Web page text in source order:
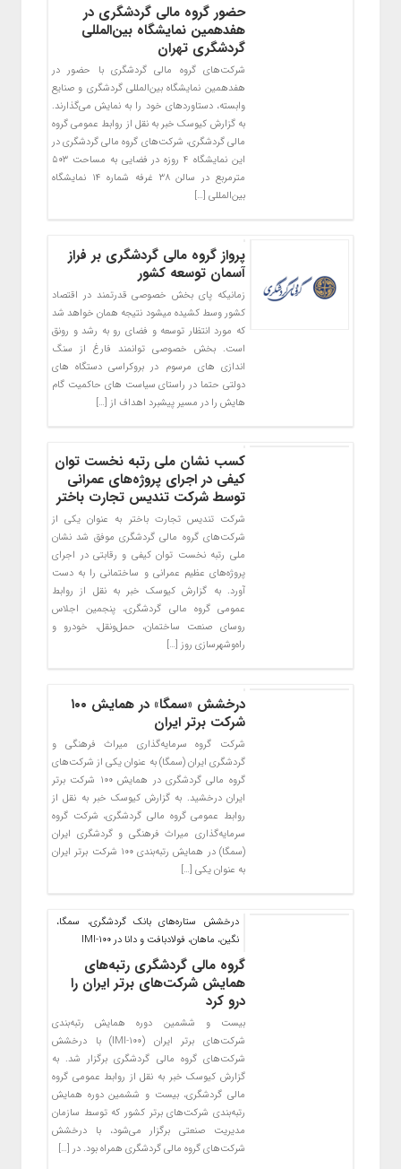
حضور گروه مالی گردشگری در
هفدهمین نمایشگاه بین‌المللی
گردشگری تهران
شرکت‌های گروه مالی گردشگری با حضور در
هفدهمین نمایشگاه بین‌المللی گردشگری و صنایع
وابسته، دستاوردهای خود را به نمایش می‌گذارند.
به گزارش کیوسک خبر به نقل از روابط عمومی گروه
مالی گردشگری، شرکت‌های گروه مالی گردشگری در
این نمایشگاه ۴ روزه در فضایی به مساحت ۵۰۳
مترمربع در سالن ۳۸ غرفه شماره ۱۴ نمایشگاه
بین‌المللی […]
پرواز گروه مالی گردشگری بر فراز
آسمان توسعه کشور
زمانیکه پای بخش خصوصی قدرتمند در اقتصاد
کشور وسط کشیده میشود نتیجه همان خواهد شد
که مورد انتظار توسعه و فضای رو به رشد و رونق
است. بخش خصوصی توانمند فارغ از سنگ
اندازی های مرسوم در بروکراسی دستگاه های
دولتی حتما در راستای سیاست های حاکمیت گام
هایش را در مسیر پیشبرد اهداف از […]
کسب نشان ملی رتبه نخست توان
کیفی در اجرای پروژه‌های عمرانی
توسط شرکت تندیس تجارت باختر
شرکت تندیس تجارت باختر به عنوان یکی از
شرکت‌های گروه مالی گردشگری موفق شد نشان
ملی رتبه نخست توان کیفی و رقابتی در اجرای
پروژه‌های عظیم عمرانی و ساختمانی را به دست
آورد. به گزارش کیوسک خبر به نقل از روابط
عمومی گروه مالی گردشگری، پنجمین اجلاس
روسای صنعت ساختمان، حمل‌ونقل، خودرو و
راه‌وشهرسازی روز […]
درخشش «سمگا» در همایش ۱۰۰
شرکت برتر ایران
شرکت گروه سرمایه‌گذاری میراث فرهنگی و
گردشگری ایران (سمگا) به عنوان یکی از شرکت‎‌های
گروه مالی گردشگری در همایش ۱۰۰ شرکت برتر
ایران درخشید. به گزارش کیوسک خبر به نقل از
روابط عمومی گروه مالی گردشگری، شرکت گروه
سرمایه‌گذاری میراث فرهنگی و گردشگری ایران
(سمگا) در همایش رتبه‌بندی ۱۰۰ شرکت برتر ایران
به عنوان یکی […]
درخشش ستاره‌های بانک گردشگری، سمگا،
نگین، ماهان، فولادبافت و دانا در IMI-100
گروه مالی گردشگری رتبه‌های
همایش شرکت‌های برتر ایران را
درو کرد
بیست و ششمین دوره همایش رتبه‌بندی
شرکت‌های برتر ایران (IMI-100) ‌با درخشش
شرکت‌های گروه مالی گردشگری برگزار شد. به
گزارش کیوسک خبر به نقل از روابط عمومی گروه
مالی گردشگری، بیست و ششمین دوره همایش
رتبه‌بندی شرکت‌های برتر کشور که توسط سازمان
مدیریت صنعتی برگزار می‌شود، با درخشش
شرکت‌های گروه مالی گردشگری همراه بود. در […]